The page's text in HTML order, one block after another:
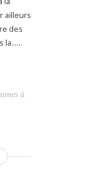
ailleurs
des
la......
à